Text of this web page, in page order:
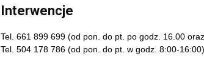
Interwencje
Tel. 661 899 699 (od pon. do pt. po godz. 16.00
Tel. 504 178 786 (od pon. do pt. w godz. 8:00-16:00)